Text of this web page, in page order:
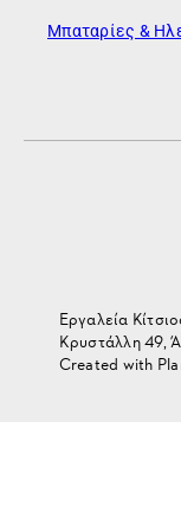
Μπαταρίες &
Εργαλεία
Κρυστάλλη 49,
Created with